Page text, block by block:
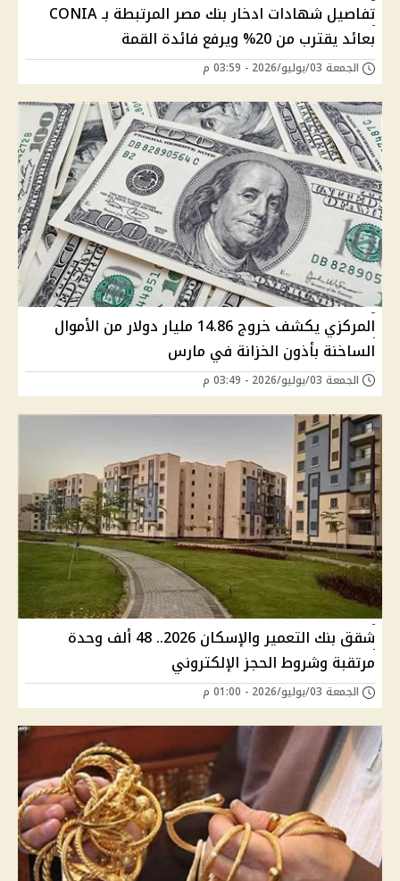
تفاصيل شهادات ادخار بنك مصر المرتبطة بـ CONIA
بعائد يقترب من 20% ويرفع فائدة القمة
الجمعة 03/يوليو/2026 - 03:59 م
المركزي يكشف خروج 14.86 مليار دولار من الأموال
الساخنة بأذون الخزانة في مارس
الجمعة 03/يوليو/2026 - 03:49 م
شقق بنك التعمير والإسكان 2026.. 48 ألف وحدة
مرتقبة وشروط الحجز الإلكتروني
الجمعة 03/يوليو/2026 - 01:00 م